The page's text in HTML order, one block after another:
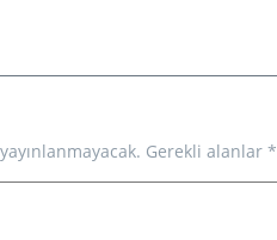
Gerekli alanlar *